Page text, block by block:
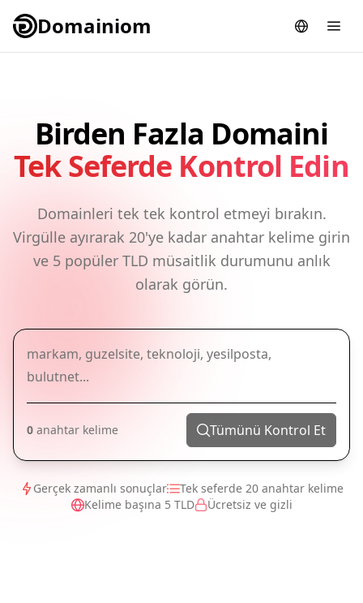
Domainiom
Birden Fazla Domaini
Tek Seferde Kontrol Edin
Domainleri tek tek kontrol etmeyi bırakın.
Virgülle ayırarak 20'ye kadar anahtar kelime girin
ve 5 popüler TLD müsaitlik durumunu anlık
olarak görün.
0 anahtar kelime Tümünü Kontrol Et
Gerçek zamanlı sonuçlar
Tek seferde 20 anahtar kelime
Kelime başına 5 TLD
Ücretsiz ve gizli